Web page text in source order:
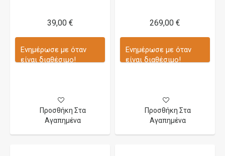
39,00 €
Ενημέρωσε με όταν
είναι διαθέσιμο!
Προσθήκη Στα
Αγαπημένα
269,00 €
Ενημέρωσε με όταν
είναι διαθέσιμο!
Προσθήκη Στα
Αγαπημένα